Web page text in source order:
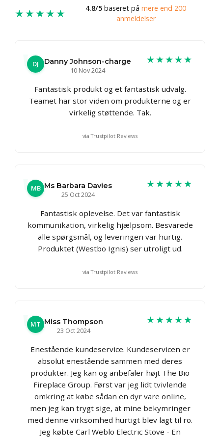
★★★★★ 4.8/5 baseret på mere end 200
anmeldelser
DJ
Danny Johnson-charge
10 Nov 2024
★★★★★
Fantastisk produkt og et fantastisk udvalg.
Teamet har stor viden om produkterne og er
virkelig støttende. Tak.
via Trustpilot Reviews
MB Ms Barbara Davies
25 Oct 2024
★★★★★
Fantastisk oplevelse. Det var fantastisk
kommunikation, virkelig hjælpsom. Besvarede
alle spørgsmål, og leveringen var hurtig.
Produktet (Westbo Ignis) ser utroligt ud.
via Trustpilot Reviews
MT Miss Thompson
23 Oct 2024
★★★★★
Enestående kundeservice. Kundeservicen er
absolut enestående sammen med deres
produkter. Jeg kan og anbefaler højt The Bio
Fireplace Group. Først var jeg lidt tvivlende
omkring at købe sådan en dyr vare online,
men jeg kan trygt sige, at mine bekymringer
med denne virksomhed hurtigt blev lagt til ro.
Jeg købte Carl Weblo Electric Stove - En